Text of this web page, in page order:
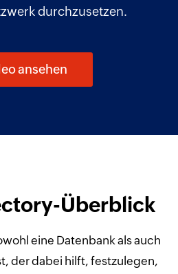
durchzusetzen.
ansehen
Überblick
eine Datenbank als auch
der dabei hilft, festzulegen,